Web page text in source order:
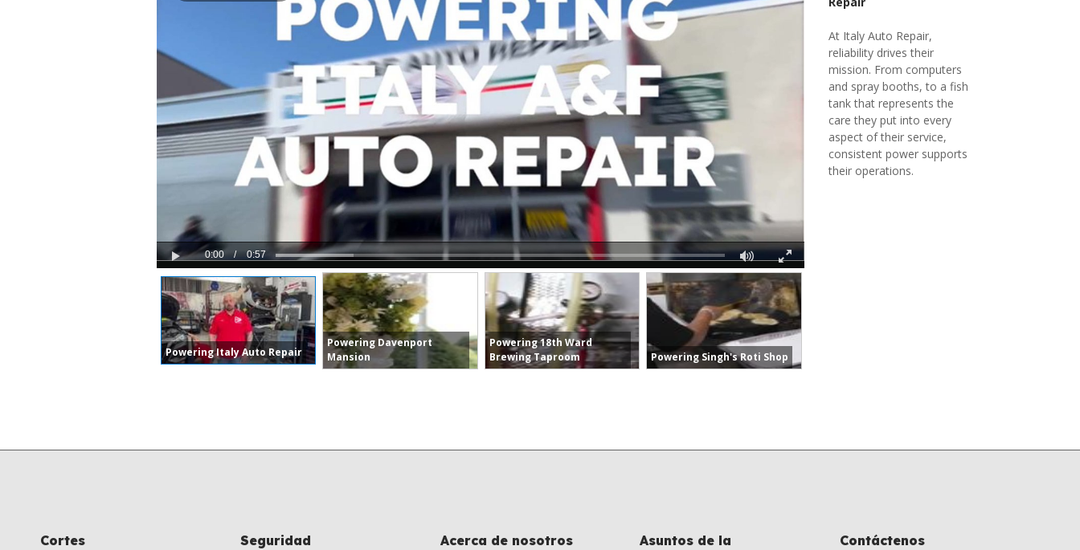
Play
Play
0:00 /
0:57
Fullscreen
Powering Italy Auto Repair
Powering Davenport
Mansion
Powering 18th Ward
Brewing Taproom
Powering Singh's Roti Shop
At Italy Auto Repair,
reliability drives their
mission. From computers
and spray booths, to a fish
tank that represents the
care they put into every
aspect of their service,
consistent power supports
their operations.
Cortes Seguridad Acerca de nosotros
Asuntos de la
Contáctenos